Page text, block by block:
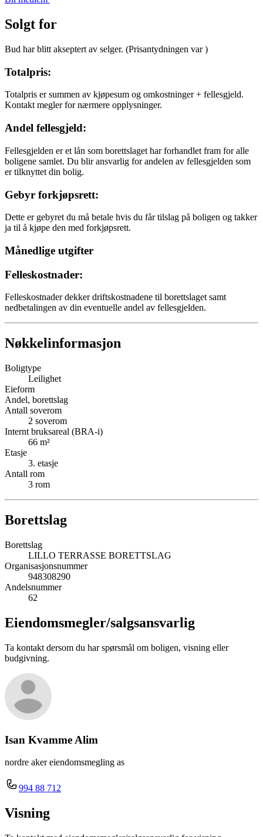
Solgt for
Bud har blitt akseptert av selger. (Prisantydningen var)
Totalpris:
Totalpris er summen av kjøpesum og omkostninger + fellesgjeld.
Kontakt megler for nærmere opplysninger.
Andel fellesgjeld:
Fellesgjelden er et lån som borettslaget har forhandlet fram for alle
boligene samlet. Du blir ansvarlig for andelen av fellesgjelden som
er tilknyttet din bolig.
Gebyr forkjøpsrett:
Dette er gebyret du må betale hvis du får tilslag på boligen og takker
ja til å kjøpe den med forkjøpsrett.
Månedlige utgifter
Felleskostnader:
Felleskostnader dekker driftskostnadene til borettslaget samt
nedbetalingen av din eventuelle andel av fellesgjelden.
Nøkkelinformasjon
Boligtype
Leilighet
Eieform
Andel, borettslag
Antall soverom
2 soverom
Internt bruksareal (BRA-i)
66 m²
Etasje
3. etasje
Antall rom
3 rom
Borettslag
Borettslag
LILLO TERRASSE BORETTSLAG
Organisasjonsnummer
948308290
Andelsnummer
62
Eiendomsmegler/salgsansvarlig
Ta kontakt dersom du har spørsmål om boligen, visning eller
budgivning.
Isan Kvamme Alim
nordre aker eiendomsmegling as
994 88 712
Visning